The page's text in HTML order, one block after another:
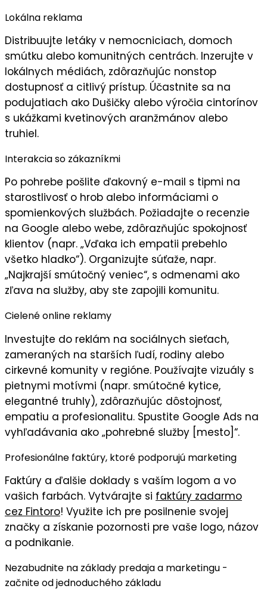
Lokálna reklama
Distribuujte letáky v nemocniciach, domoch
smútku alebo komunitných centrách. Inzerujte v
lokálnych médiách, zdôrazňujúc nonstop
dostupnosťa citlivý prístup. Účastnite sa na
podujatiach ako Dušičky alebo výročia cintorínov
s ukážkami kvetinových aranžmánov alebo
truhiel.
Interakcia so zákazníkmi
Po pohrebe pošlite ďakovný e-mail s tipmi na
starostlivosť o hrob alebo informáciami o
spomienkových službách. Požiadajte o recenzie
na Google alebo webe, zdôrazňujúc spokojnosť
klientov (napr. „Vďaka ich empatii prebehlo
všetko hladko“). Organizujte súťaže, napr.
„Najkrajší smútočný veniec“, s odmenami ako
zľava na služby, aby ste zapojili komunitu.
Cielené online reklamy
Investujte do reklám na sociálnych sieťach,
zameraných na starších ľudí, rodiny alebo
cirkevné komunity v regióne. Používajte vizuály s
pietnymi motívmi (napr. smútočné kytice,
elegantné truhly), zdôrazňujúc dôstojnosť,
empatiu a profesionalitu. Spustite Google Ads na
vyhľadávania ako „pohrebné služby [mesto]“.
Profesionálne faktúry, ktoré podporujú marketing
Faktúry a ďalšie doklady s vaším logom a vo
vašich farbách. Vytvárajte si faktúry zadarmo
cez Fintoro! Využite ich pre posilnenie svojej
značky a získanie pozornosti pre vaše logo, názov
a podnikanie.
Nezabudnite na základy predaja a marketingu -
začnite od jednoduchého základu